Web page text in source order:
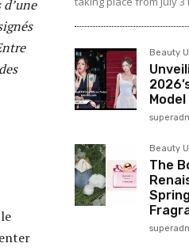
Beauty
Beauty
The